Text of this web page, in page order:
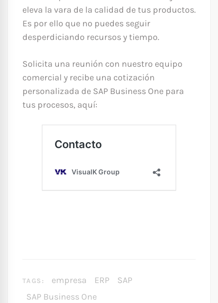
eleva la vara de la calidad de tus productos.
Es por ello que no puedes seguir
desperdiciando recursos y tiempo.
Solicita una reunión con nuestro equipo
comercial y recibe una cotización
personalizada de SAP Business One para
tus procesos, aquí:
TAGS: empresa ERP
SAP
SAP Business One